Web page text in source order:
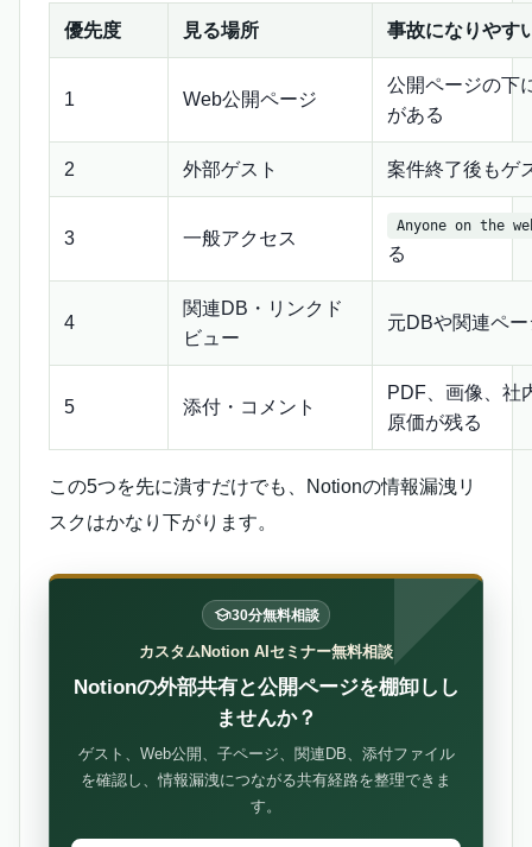
優先度 見る場所 事故になりやす
1 Web公開ページ
公開ページの下
がある
2 外部ゲスト 案件終了後もゲ
3 一般アクセス
Anyone on the
る
4
関連DB・リンクド
ビュー
元DBや関連ペ
5 添付・コメント
PDF、画像、社
原価が残る
この5つを先に潰すだけでも、Notionの情報漏洩リ
スクはかなり下がります。
30分無料相談
カスタムNotion AIセミナー無料相談
Notionの外部共有と公開ページを棚卸しし
ませんか？
ゲスト、Web公開、子ページ、関連DB、添付ファイル
を確認し、情報漏洩につながる共有経路を整理できま
す。